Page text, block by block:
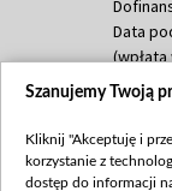
Data
mln,
Szanujemy Twoją
Kliknij "Akceptuję i
korzystanie z
dostęp do informacji